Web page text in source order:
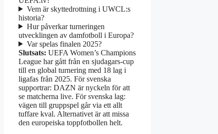
Vem är skyttedrottning i UWCL:s
historia?
Hur påverkar turneringen
utvecklingen av damfotboll i Europa?
Var spelas finalen 2025?
Slutsats: UEFA Women’s Champions
League har gått från en sjudagars-cup
till en global turnering med 18 lag i
ligafas från 2025. För svenska
supportrar: DAZN är nyckeln för att
se matcherna live. För svenska lag:
vägen till gruppspel går via ett allt
tuffare kval. Alternativet är att missa
den europeiska toppfotbollen helt.